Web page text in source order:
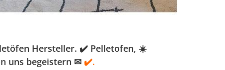
Hersteller. ✔️ Pelletofen, ☀️
uns begeistern ✉ ✔️.